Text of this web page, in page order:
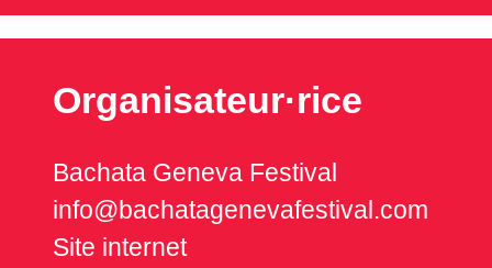
Organisateur·rice
Bachata Geneva Festival
info@bachatagenevafestival.com
Site internet